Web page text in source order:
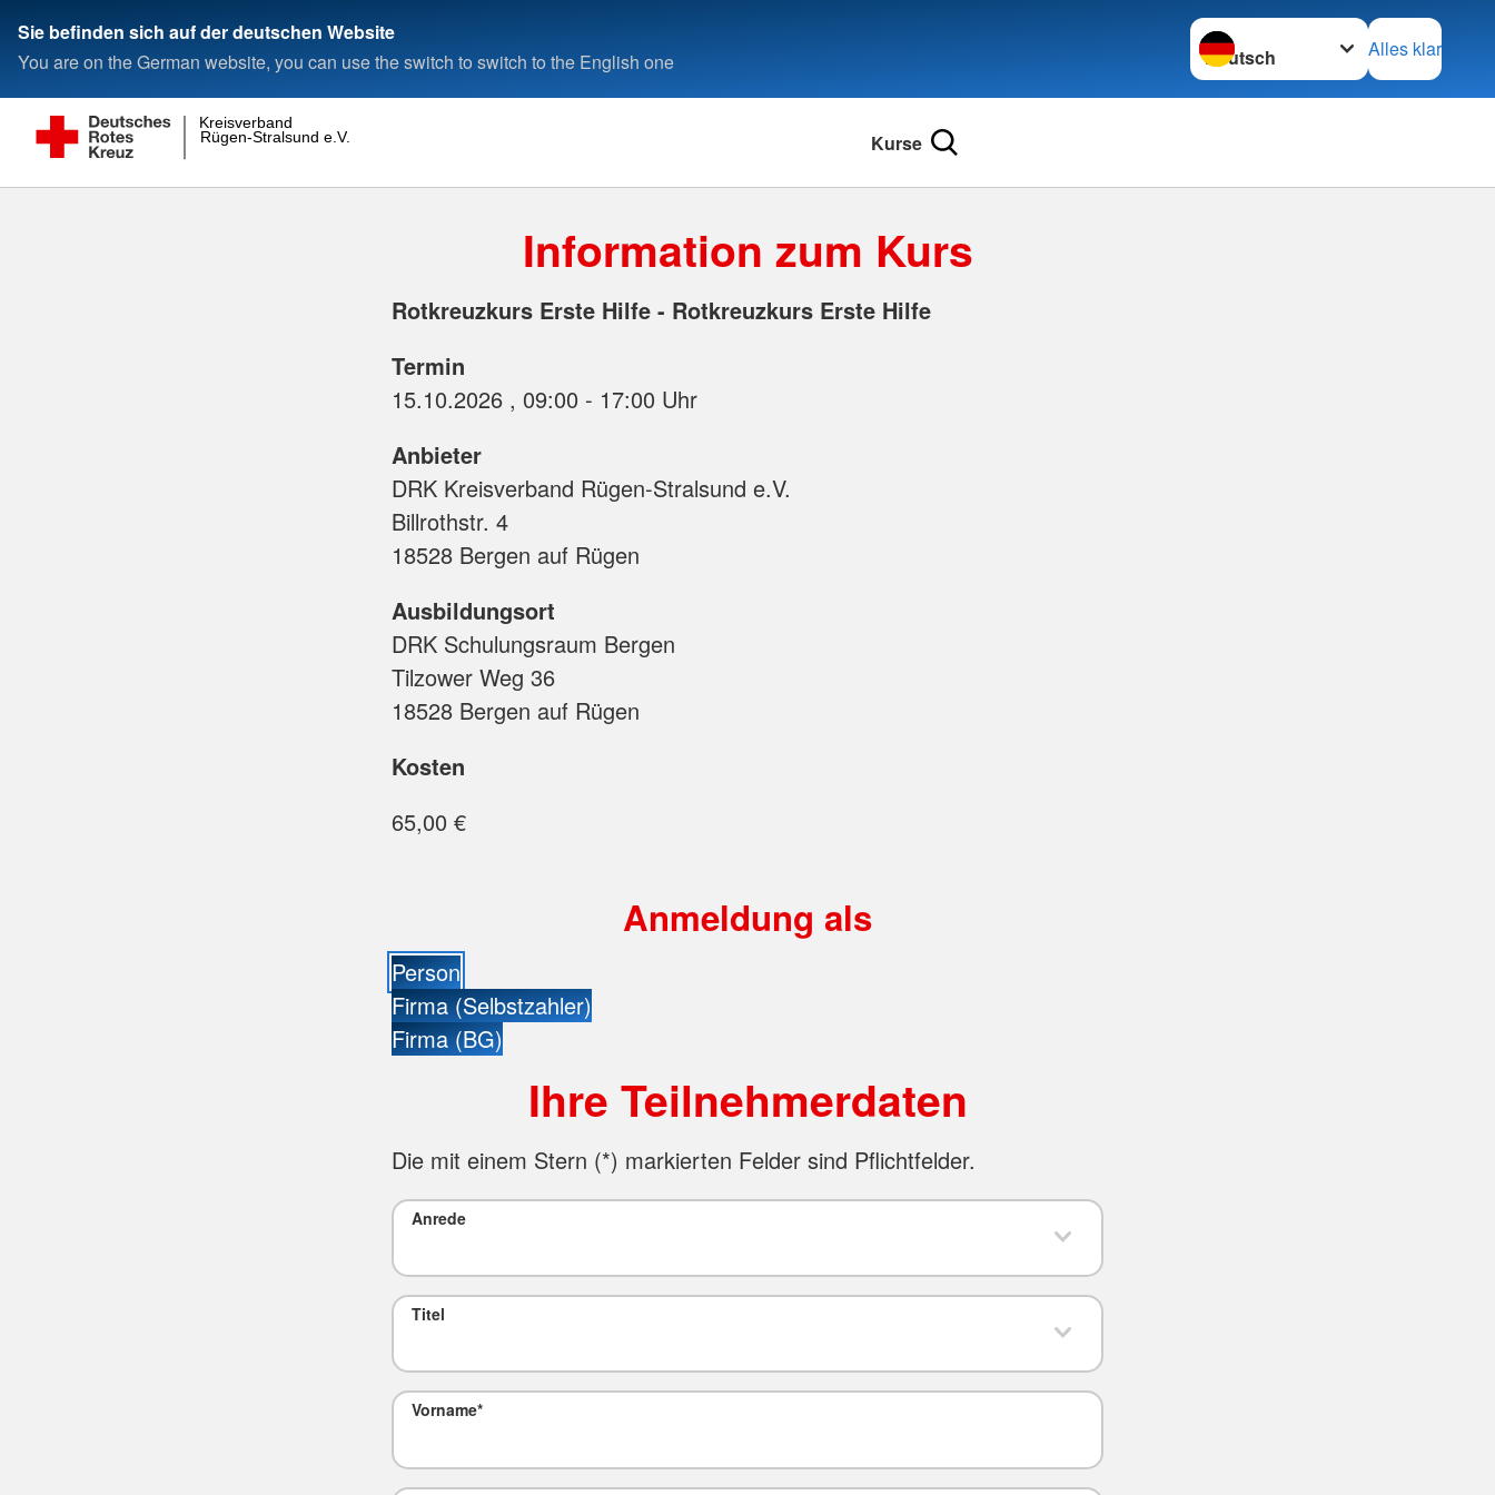
Sie befinden sich auf der deutschen Website
You are on the German website, you can use the switch to switch to the English one
Sprache wechseln zu
Alles klar
Rügen-Stralsund e.V.
Kreisverband
Kurse
Information zum Kurs
Rotkreuzkurs Erste Hilfe - Rotkreuzkurs Erste Hilfe
Termin
15.10.2026 , 09:00 - 17:00 Uhr
Anbieter
DRK Kreisverband Rügen-Stralsund e.V.
Billrothstr. 4
18528 Bergen auf Rügen
Ausbildungsort
DRK Schulungsraum Bergen
Tilzower Weg 36
18528 Bergen auf Rügen
Kosten
65,00 €
Anmeldung als
Person
Firma (Selbstzahler)
Firma (BG)
Ihre Teilnehmerdaten
Die mit einem Stern (*) markierten Felder sind Pflichtfelder.
Anrede
Titel
Vorname*